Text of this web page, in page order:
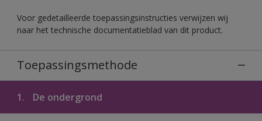
Voor gedetailleerde toepassingsinstructies verwijzen wij
naar het technische documentatieblad van dit product.
Toepassingsmethode
1. De ondergrond